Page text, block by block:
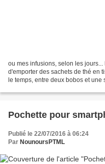
ou mes infusions, selon les
d'emporter des sachets de thé en
le temps, entre deux bobos et
Pochette pour
Publié le 22/07/2016 à 06:24
Par NounoursPTML